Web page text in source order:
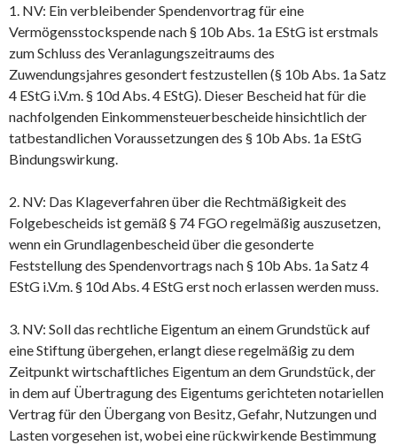
1. NV: Ein verbleibender Spendenvortrag für eine
Vermögensstockspende nach § 10b Abs. 1a EStG ist erstmals
zum Schluss des Veranlagungszeitraums des
Zuwendungsjahres gesondert festzustellen (§ 10b Abs. 1a Satz
4 EStG i.V.m. § 10d Abs. 4 EStG). Dieser Bescheid hat für die
nachfolgenden Einkommensteuerbescheide hinsichtlich der
tatbestandlichen Voraussetzungen des § 10b Abs. 1a EStG
Bindungswirkung.
2. NV: Das Klageverfahren über die Rechtmäßigkeit des
Folgebescheids ist gemäß § 74 FGO regelmäßig auszusetzen,
wenn ein Grundlagenbescheid über die gesonderte
Feststellung des Spendenvortrags nach § 10b Abs. 1a Satz 4
EStG i.V.m. § 10d Abs. 4 EStG erst noch erlassen werden muss.
3. NV: Soll das rechtliche Eigentum an einem Grundstück auf
eine Stiftung übergehen, erlangt diese regelmäßig zu dem
Zeitpunkt wirtschaftliches Eigentum an dem Grundstück, der
in dem auf Übertragung des Eigentums gerichteten notariellen
Vertrag für den Übergang von Besitz, Gefahr, Nutzungen und
Lasten vorgesehen ist, wobei eine rückwirkende Bestimmung